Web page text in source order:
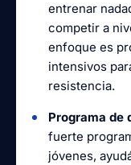
entrenar
competir a
enfoque es
intensivos
resistencia.
Programa de
fuerte
jóvenes,